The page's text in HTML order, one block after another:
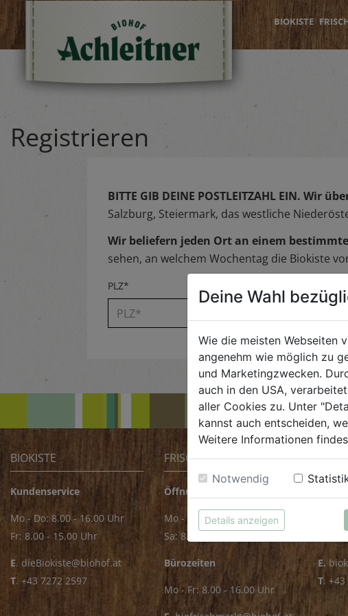
BIOKISTE
Registrieren
BITTE GIB DEINE POSTLEITZAHL EIN. Wir
Salzburg, Steiermark, das westliche
Wir beliefern jeden Ort an einem
sehen, an welchem Wochentag die Biokiste
PLZ*
BIOKISTE
Kundenservice
Mo - Do: 8.00 - 16.00 Uhr
Fr: 8.00 - 15.00 Uhr
E. dieBiokiste@biohof.at
T. +43 7272 2597
FRISCHMARKT
Öffnungszeiten
Mo - Fr: 8.00 - 18.00 Uhr
Sa: 8.00 - 14.00 Uhr
Bürozeiten
Mo - Fr: 8.00 - 16.00 Uhr
Mo -
E.
T. +43
Deine Wahl
Wie die meisten Webseiten
angenehm wie möglich zu
und Marketingzwecken.
auch in den USA,
aller Cookies zu. Unter
kannst auch entscheiden,
Weitere Informationen
Notwendig
Details anzeigen